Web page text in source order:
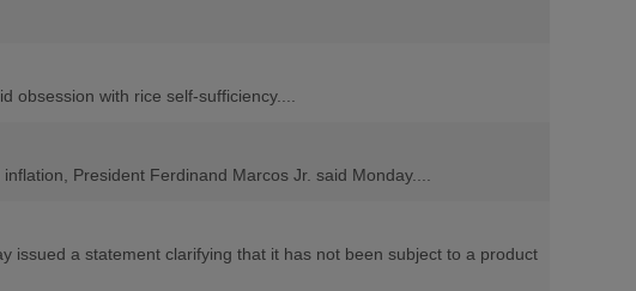
with rice self-sufficiency....
President Ferdinand Marcos Jr. said Monday....
issued a statement clarifying that it has not been subject to a product